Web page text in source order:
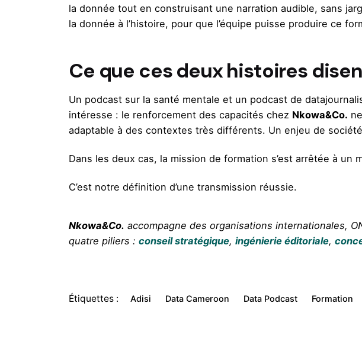
la donnée tout en construisant une narration audible, sans
la donnée à l’histoire, pour que l’équipe puisse produire ce
Ce que ces deux histoires
Un podcast sur la santé mentale et un podcast de
intéresse : le renforcement des capacités chez Nkowa&Co.
adaptable à des contextes très différents. Un enjeu de
Dans les deux cas, la mission de formation s’est arrêtée à
C’est notre définition d’une transmission réussie.
Nkowa&Co. accompagne des organisations internationales,
quatre piliers : conseil stratégique, ingénierie éditoriale,
Étiquettes : Adisi Data Cameroon Data Podcast Formation